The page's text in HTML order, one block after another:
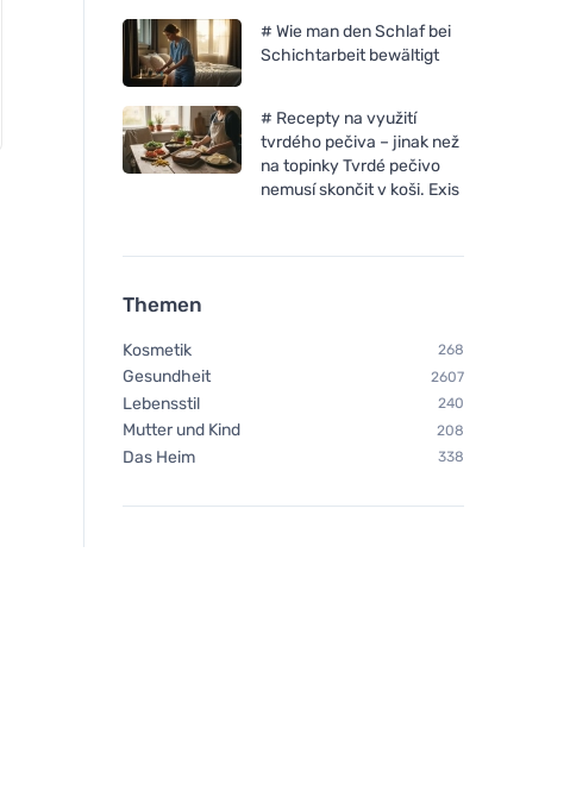
Neobotanics Mood-Balance
(60 Kapseln) - für
psychisches Wohlbefinden
Neobotanics
(60 Kapseln) - für
# Wie man den Schlaf bei
Schichtarbeit bewältigt
# Recepty na využití
tvrdého pečiva – jinak než
na topinky Tvrdé pečivo
nemusí skončit v koši. Exis
Themen
Kosmetik 268
Gesundheit 2607
Lebensstil 240
Mutter und Kind 208
Das Heim 338